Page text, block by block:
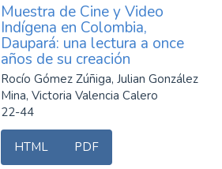
Muestra de Cine y Video
Indígena en Colombia,
Daupará: una lectura a once
años de su creación
Rocío Gómez Zúñiga, Julian González
Mina, Victoria Valencia Calero
22-44
HTML PDF